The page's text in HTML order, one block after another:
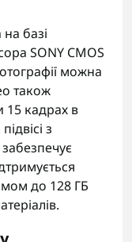
базі
SONY CMOS
можна
також
15 кадрах в
з
до 128 ГБ